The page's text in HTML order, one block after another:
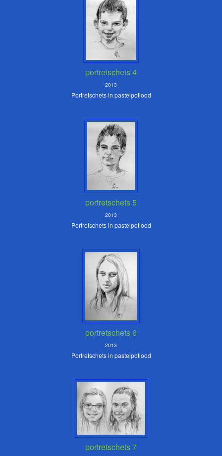
portretschets 4
2013
Portretschets in pastelpotlood
portretschets 5
2013
Portretschets in pastelpotlood
portretschets 6
2013
Portretschets in pastelpotlood
portretschets 7